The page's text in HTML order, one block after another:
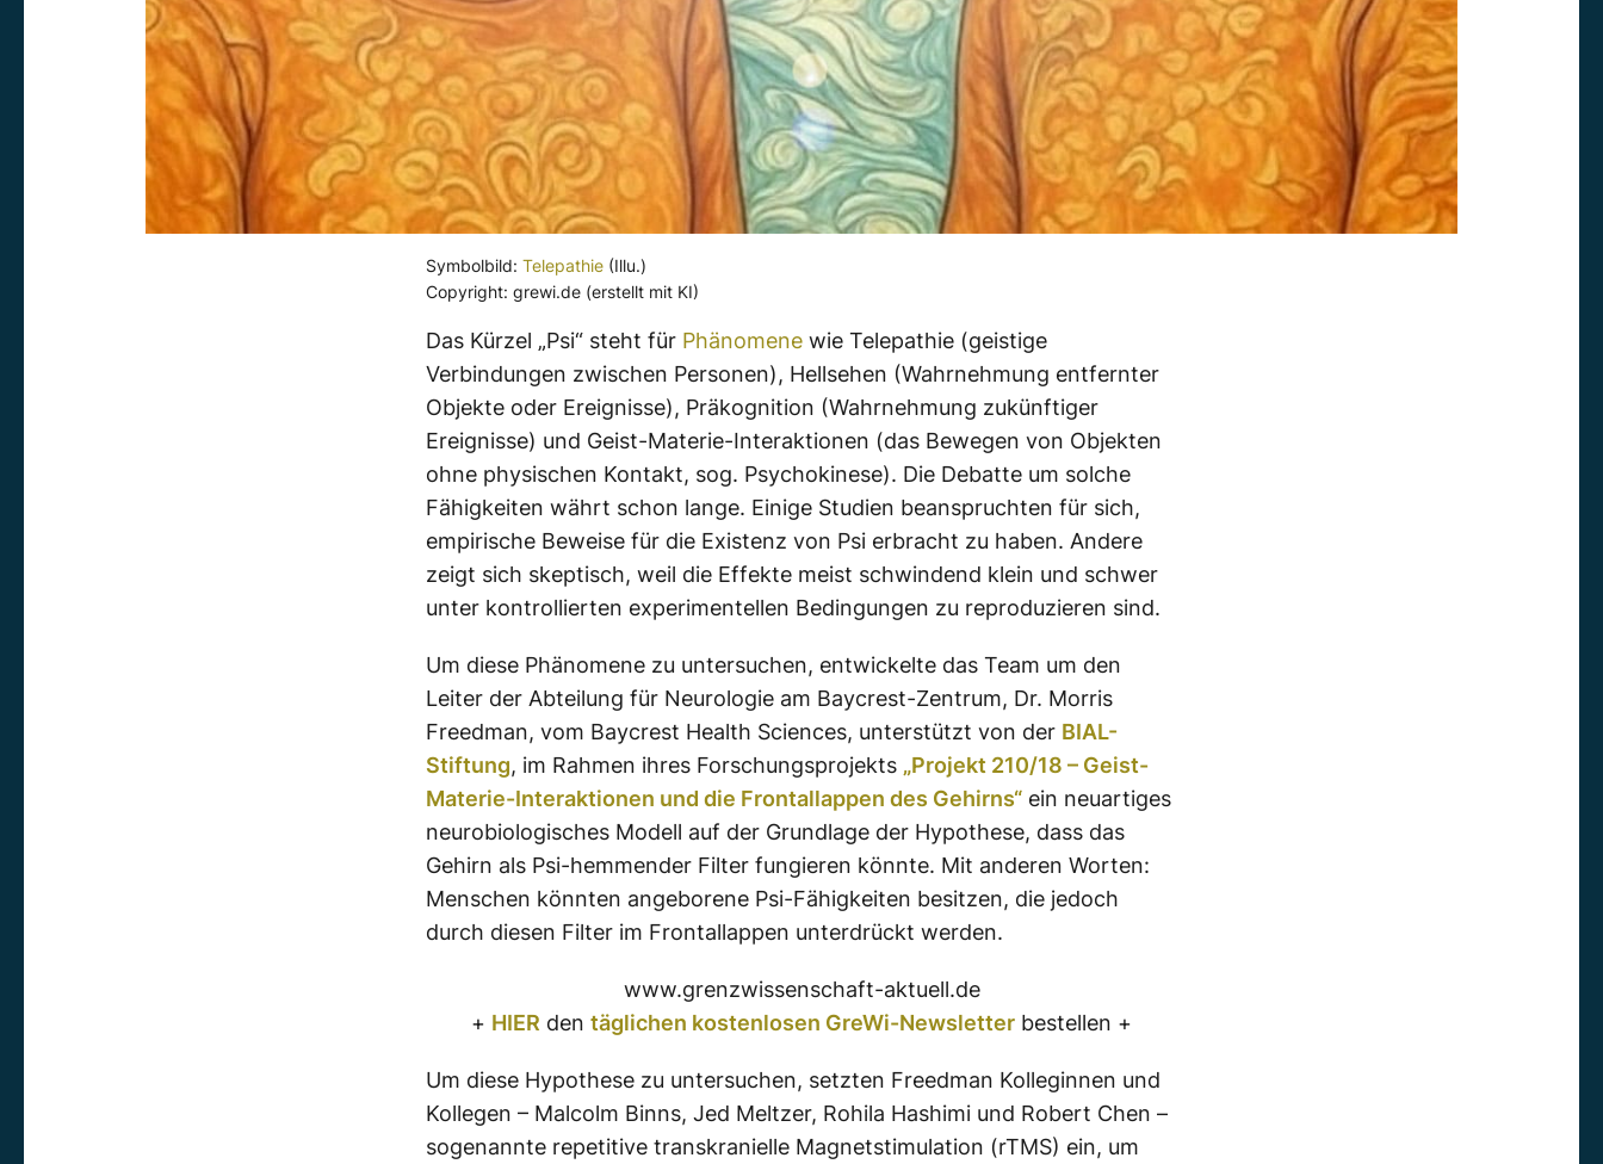
Symbolbild: Telepathie (Illu.)
Copyright: grewi.de (erstellt mit KI)
Das Kürzel „Psi“ steht für Phänomene wie Telepathie (geistige
Verbindungen zwischen Personen), Hellsehen (Wahrnehmung entfernter
Objekte oder Ereignisse), Präkognition (Wahrnehmung zukünftiger
Ereignisse) und Geist-Materie-Interaktionen (das Bewegen von Objekten
ohne physischen Kontakt, sog. Psychokinese). Die Debatte um solche
Fähigkeiten währt schon lange. Einige Studien beanspruchten für sich,
empirische Beweise für die Existenz von Psi erbracht zu haben. Andere
zeigt sich skeptisch, weil die Effekte meist schwindend klein und schwer
unter kontrollierten experimentellen Bedingungen zu reproduzieren sind.
Um diese Phänomene zu untersuchen, entwickelte das Team um den
Leiter der Abteilung für Neurologie am Baycrest-Zentrum, Dr. Morris
Freedman, vom Baycrest Health Sciences, unterstützt von der BIAL-
Stiftung, im Rahmen ihres Forschungsprojekts „Projekt 210/18 – Geist-
Materie-Interaktionen und die Frontallappen des Gehirns“ ein neuartiges
neurobiologisches Modell auf der Grundlage der Hypothese, dass das
Gehirn als Psi-hemmender Filter fungieren könnte. Mit anderen Worten:
Menschen könnten angeborene Psi-Fähigkeiten besitzen, die jedoch
durch diesen Filter im Frontallappen unterdrückt werden.
www.grenzwissenschaft-aktuell.de
+ HIER den täglichen kostenlosen GreWi-Newsletter bestellen +
Um diese Hypothese zu untersuchen, setzten Freedman Kolleginnen und
Kollegen – Malcolm Binns, Jed Meltzer, Rohila Hashimi und Robert Chen –
sogenannte repetitive transkranielle Magnetstimulation (rTMS) ein, um